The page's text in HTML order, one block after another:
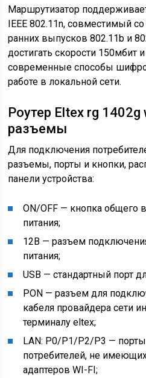
Маршрутизатор
IEEE 802.11n, совместимый
ранних выпусков 802.11b и
достигать скорости 150мбит
современные способы
работе в локальной сети.
Роутер Eltex rg
разъемы
Для подключения
разъемы, порты и кнопки,
панели устройства:
ON/OFF — кнопка
питания;
12В — разъем
питания;
USB — стандартный порт
PON — разъем для
кабеля провайдера сети
терминалу eltex;
LAN: P0/P1/P2/P3 —
потребителей, не
адаптеров WI-FI;